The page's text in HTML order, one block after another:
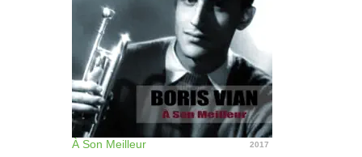
À Son Meilleur 2017